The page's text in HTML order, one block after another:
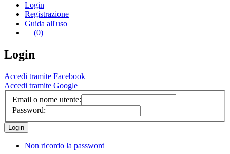
Login
Registrazione
Guida all'uso
(0)
Login
Accedi tramite Facebook
Accedi tramite Google
Email o nome utente:
Password:
Non ricordo la password